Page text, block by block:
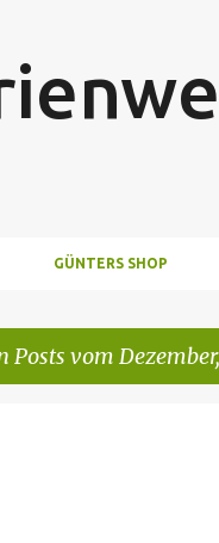
GÜNTERS SHOP
Posts vom